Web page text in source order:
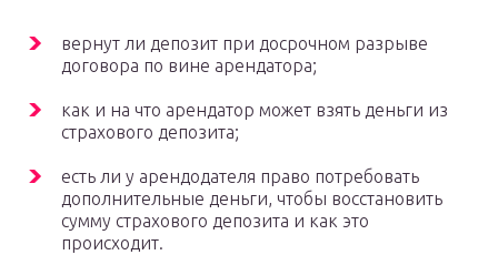
вернут ли депозит при досрочном разрыве
договора по вине арендатора;
как и на что арендатор может взять деньги из
страхового депозита;
есть ли у арендодателя право потребовать
дополнительные деньги, чтобы восстановить
сумму страхового депозита и как это
происходит.